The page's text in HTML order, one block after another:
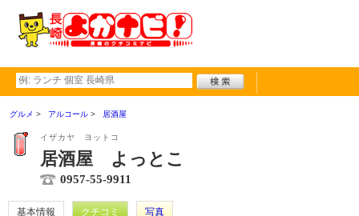
グルメ アルコール 居酒屋
イザカヤ ヨットコ
居酒屋 よっとこ
0957-55-9911
基本情報 クチコミ
写真